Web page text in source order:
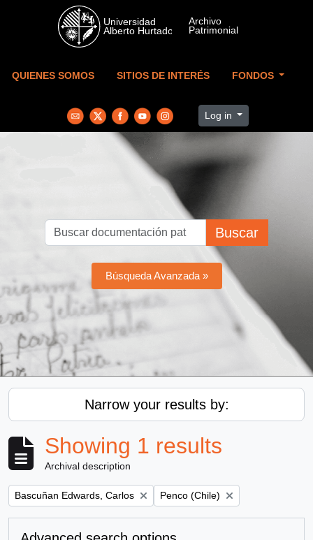
Skip to main content
QUIENES SOMOS SITIOS DE INTERÉS FONDOS
Log in
Buscar
Búsqueda Avanzada »
Narrow your results by:
Showing 1 results
Archival description
Remove filter:
Bascuñan Edwards, Carlos Remove filter:
Penco (Chile)